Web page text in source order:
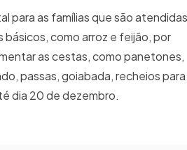
para as famílias que são atendidas
como arroz e feijão, por
as cestas, como panetones,
passas, goiabada, recheios para
dia 20 de dezembro.